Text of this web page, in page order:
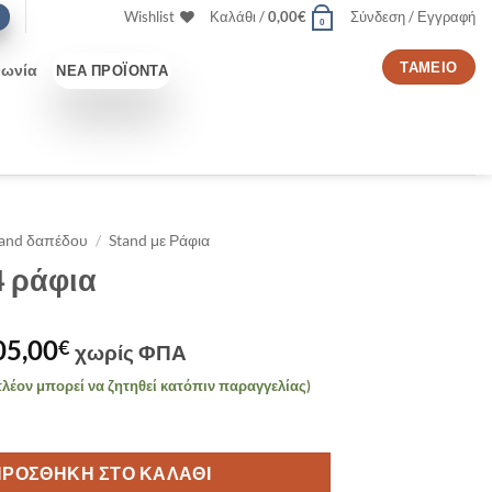
Wishlist Καλάθι /0,00€ 0 Σύνδεση / Εγγραφή
ΝΈΑ ΠΡΟΪΌΝΤΑ ΤΑΜΕΊΟ
δαπέδου / Stand με Ράφια
ράφια
€Η
τρέχουσα
τιμή
105,00€.
χωρίς ΦΠΑ
μπορεί να ζητηθεί κατόπιν παραγγελίας)
ΣΤΟ ΚΑΛΆΘΙ